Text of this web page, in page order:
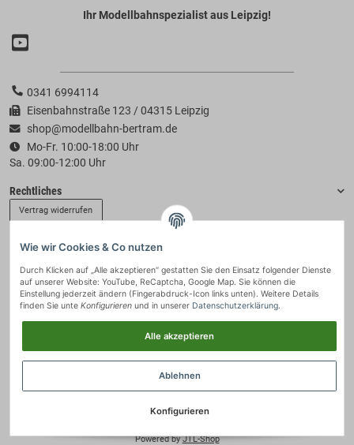
Ihr Modellbahnspezialist aus Leipzig!
0341 6994114
Eisenbahnstraße 123 / 04315 Leipzig
shop@modellbahn-bertram.de
Mo-Fr. 10:00-18:00 Uhr
Sa. 09:00-12:00 Uhr
Rechtliches
Vertrag widerrufen
Zahlung & Versand
Powered byJTL-Shop
Wie wir Cookies & Co nutzen
Durch Klicken auf „Alle akzeptieren“ gestatten Sie den Einsatz folgender Dienste
auf unserer Website: YouTube, ReCaptcha, Google Map. Sie können die
Einstellung jederzeit ändern (Fingerabdruck-Icon links unten). Weitere Details
finden Sie unte Konfigurieren und in unserer Datenschutzerklärung.
Alle akzeptieren
Ablehnen
Konfigurieren